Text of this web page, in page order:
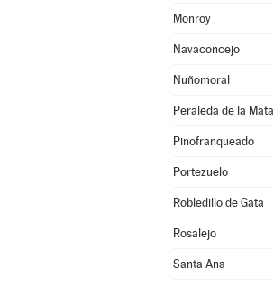
Monroy
Navaconcejo
Nuñomoral
Peraleda de la Mata
Pinofranqueado
Portezuelo
Robledillo de Gata
Rosalejo
Santa Ana